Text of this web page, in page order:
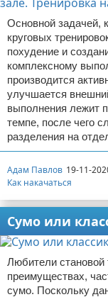
Основной задачей,
круговых
похудение и
комплексному
производится
улучшается
выполнения лежит
темпе, после чего
разделения на
Адам Павлов 19-11-
Как накачаться
Сумо или
Любители становой
преимуществах,
сумо. Поскольку